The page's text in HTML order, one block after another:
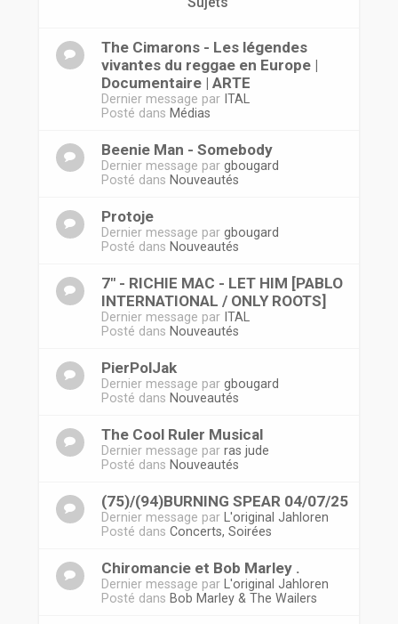
The Cimarons - Les légendes
vivantes du reggae en Europe |
Documentaire | ARTE
Dernier message par ITAL
Posté dans Médias
Beenie Man - Somebody
Dernier message par gbougard
Posté dans Nouveautés
Protoje
Dernier message par gbougard
Posté dans Nouveautés
7" - RICHIE MAC - LET HIM [PABLO
INTERNATIONAL / ONLY ROOTS]
Dernier message par ITAL
Posté dans Nouveautés
PierPolJak
Dernier message par gbougard
Posté dans Nouveautés
The Cool Ruler Musical
Dernier message par ras jude
Posté dans Nouveautés
(75)/(94)BURNING SPEAR 04/07/25
Dernier message par
L'original Jahloren
Posté dans Concerts, Soirées
Chiromancie et Bob Marley .
Dernier message par
L'original Jahloren
Posté dans Bob Marley & The Wailers